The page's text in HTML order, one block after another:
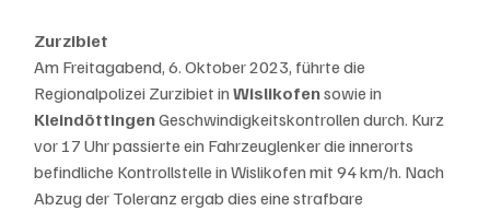
Zurzibiet
Am Freitagabend, 6. Oktober 2023, führte die
Regionalpolizei Zurzibiet in Wislikofen sowie in
Kleindöttingen Geschwindigkeitskontrollen durch. Kurz
vor 17 Uhr passierte ein Fahrzeuglenker die innerorts
befindliche Kontrollstelle in Wislikofen mit 94 km/h. Nach
Abzug der Toleranz ergab dies eine strafbare